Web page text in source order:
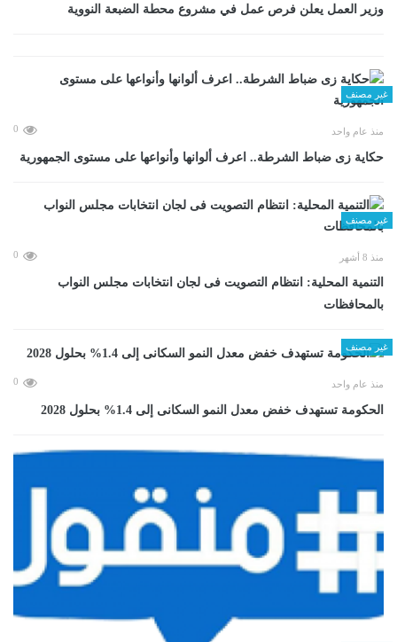
وزير العمل يعلن فرص عمل في مشروع محطة الضبعة النووية
غير مصنف
منذ عام واحد 0
حكاية زى ضباط الشرطة.. اعرف ألوانها وأنواعها على مستوى الجمهورية
غير مصنف
منذ 8 أشهر 0
التنمية المحلية: انتظام التصويت فى لجان انتخابات مجلس النواب
بالمحافظات
غير مصنف
منذ عام واحد 0
الحكومة تستهدف خفض معدل النمو السكانى إلى 1.4% بحلول 2028